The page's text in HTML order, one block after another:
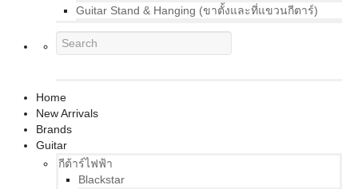
Guitar Stand & Hanging (ขาตั้งและที่แขวนกีตาร์)
Home
New Arrivals
Brands
Guitar
กีต้าร์ไฟฟ้า
Blackstar